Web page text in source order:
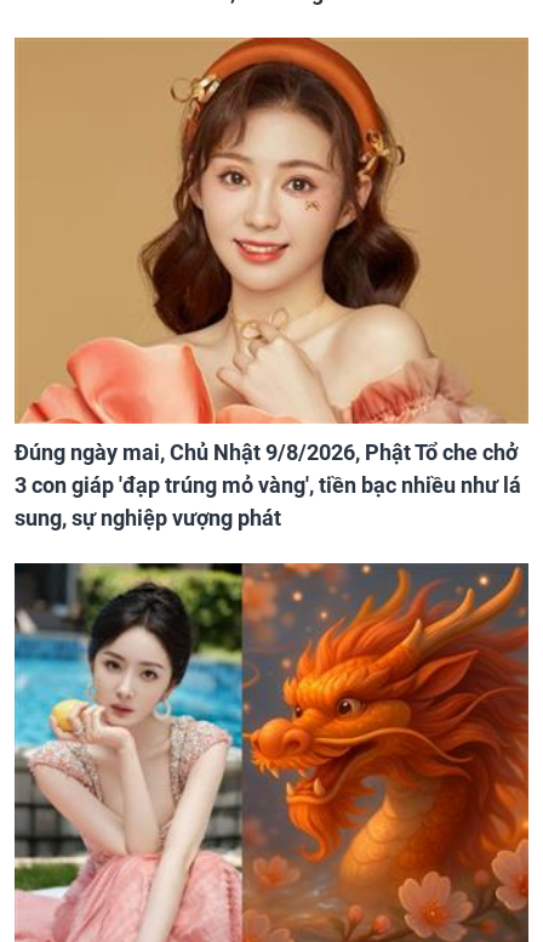
Đúng ngày mai, Chủ Nhật 9/8/2026, Phật Tổ che chở
3 con giáp 'đạp trúng mỏ vàng', tiền bạc nhiều như lá
sung, sự nghiệp vượng phát